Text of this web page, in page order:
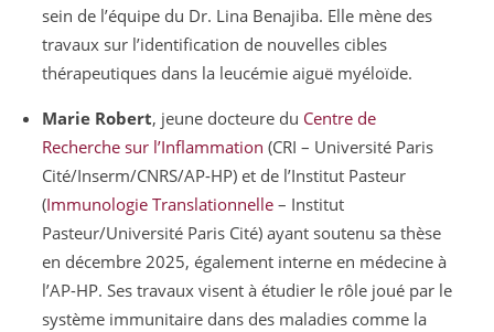
sein de l’équipe du Dr. Lina Benajiba. Elle mène des
travaux sur l’identification de nouvelles cibles
thérapeutiques dans la leucémie aiguë myéloïde.
Marie Robert, jeune docteure du Centre de
Recherche sur l’Inflammation (CRI – Université Paris
Cité/Inserm/CNRS/AP-HP) et de l’Institut Pasteur
(Immunologie Translationnelle– Institut
Pasteur/Université Paris Cité) ayant soutenu sa thèse
en décembre 2025, également interne en médecine à
l’AP-HP. Ses travaux visent à étudier le rôle joué par le
système immunitaire dans des maladies comme la